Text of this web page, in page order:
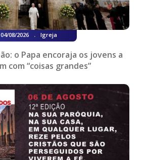
04/08/2026 . Igreja
o Papa encoraja os jovens a
com “coisas grandes”